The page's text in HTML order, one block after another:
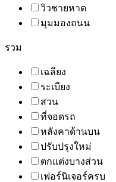
วิวชายหาด
มุมมองถนน
รวม
เฉลียง
ระเบียง
สวน
ที่จอดรถ
หลังคาด้านบน
ปรับปรุงใหม่
ตกแต่งบางส่วน
เฟอร์นิเจอร์ครบ